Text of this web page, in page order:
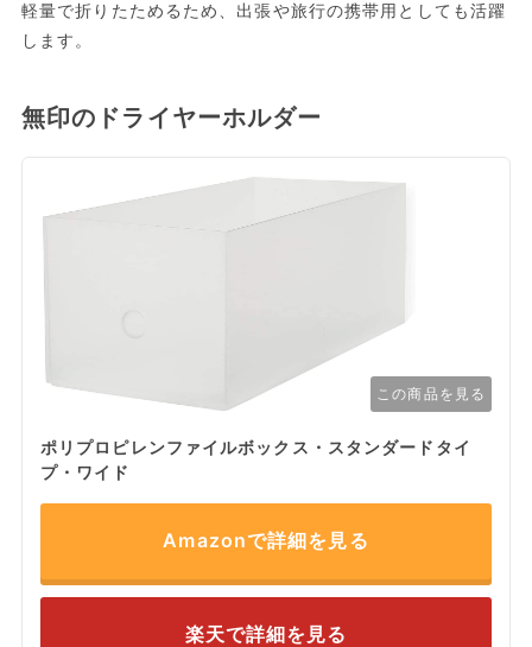
軽量で折りたためるため、出張や旅行の携帯用としても活躍
します。
無印のドライヤーホルダー
この商品を見る
ポリプロピレンファイルボックス・スタンダードタイ
プ・ワイド
Amazonで詳細を見る
楽天で詳細を見る